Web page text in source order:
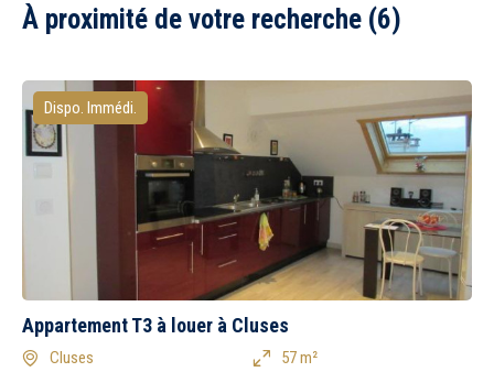
À proximité de votre recherche (6)
Dispo. Immédi.
Appartement T3 à louer à Cluses
Cluses 57 m²